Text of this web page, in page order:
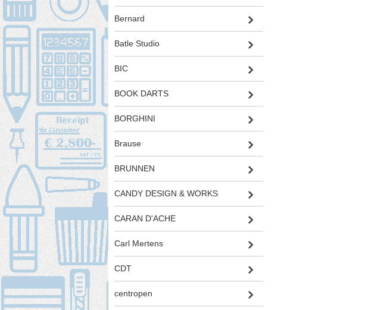
Bernard
Batle Studio
BIC
BOOK DARTS
BORGHINI
Brause
BRUNNEN
CANDY DESIGN & WORKS
CARAN D'ACHE
Carl Mertens
CDT
centropen